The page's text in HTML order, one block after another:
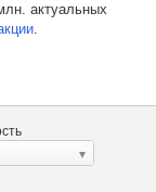
актуальных
.